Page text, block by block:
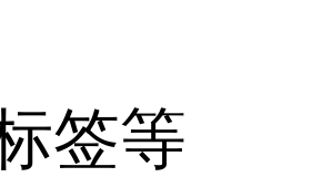
签等